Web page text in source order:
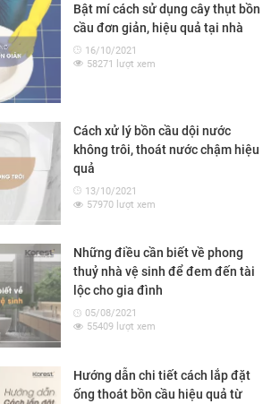
Bật mí cách sử dụng cây thụt bồn
cầu đơn giản, hiệu quả tại nhà
16/10/2021
58271 lượt xem
Cách xử lý bồn cầu dội nước
không trôi, thoát nước chậm hiệu
quả
13/10/2021
57970 lượt xem
Những điều cần biết về phong
thuỷ nhà vệ sinh để đem đến tài
lộc cho gia đình
05/08/2021
55409 lượt xem
Hướng dẫn chi tiết cách lắp đặt
ống thoát bồn cầu hiệu quả từ